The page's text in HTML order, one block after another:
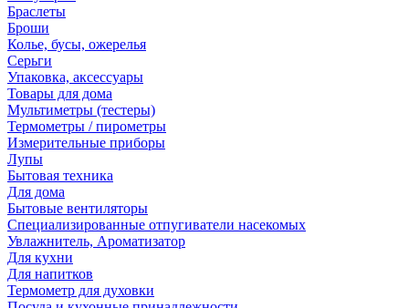
Браслеты
Броши
Колье, бусы, ожерелья
Серьги
Упаковка, аксессуары
Товары для дома
Мультиметры (тестеры)
Термометры / пирометры
Измерительные приборы
Лупы
Бытовая техника
Для дома
Бытовые вентиляторы
Специализированные отпугиватели насекомых
Увлажнитель, Ароматизатор
Для кухни
Для напитков
Термометр для духовки